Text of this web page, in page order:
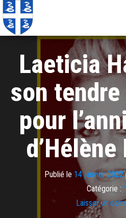
Laeticia
son
pour
Publié le 14 janvier 2022
Catégorie :
Laisser un